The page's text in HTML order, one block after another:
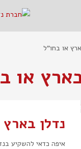
או בחו"ל
או
נדלן
איפה כדאי להשקיע